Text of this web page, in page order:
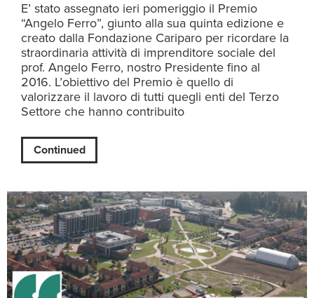
E’ stato assegnato ieri pomeriggio il Premio
“Angelo Ferro”, giunto alla sua quinta edizione e
creato dalla Fondazione Cariparo per ricordare la
straordinaria attività di imprenditore sociale del
prof. Angelo Ferro, nostro Presidente fino al
2016. L’obiettivo del Premio è quello di
valorizzare il lavoro di tutti quegli enti del Terzo
Settore che hanno contribuito
Continued